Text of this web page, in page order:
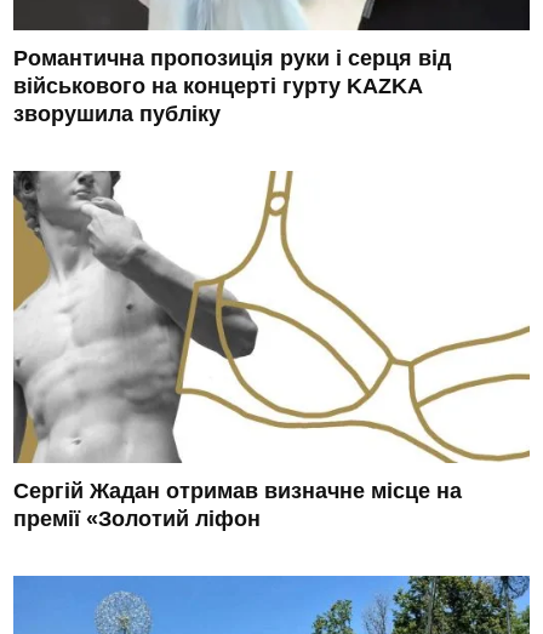
Романтична пропозиція руки і серця від
військового на концерті гурту KAZKA
зворушила публіку
Сергій Жадан отримав визначне місце на
премії «Золотий ліфон